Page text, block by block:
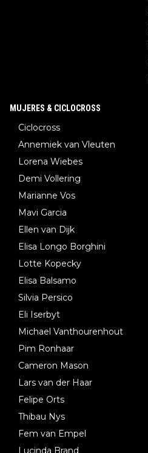
MUJERES & CICLOCROSS
Ciclocross
Annemiek van Vleuten
Lorena Wiebes
Demi Vollering
Marianne Vos
Mavi Garcia
Ellen van Dijk
Elisa Longo Borghini
Lotte Kopecky
Elisa Balsamo
Silvia Persico
Eli Iserbyt
Michael Vanthourenhout
Pim Ronhaar
Cameron Mason
Lars van der Haar
Felipe Orts
Thibau Nys
Fem van Empel
Lucinda Brand